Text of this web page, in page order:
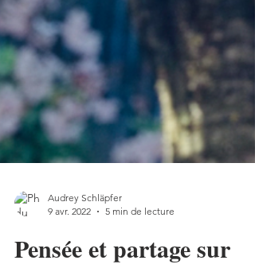
9 avr. 2022
5 min de lecture